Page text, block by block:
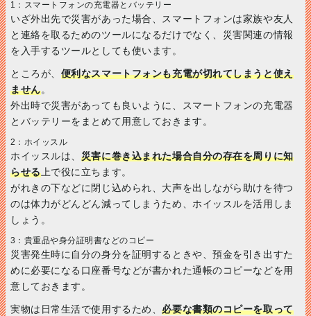
1：スマートフォンの充電器とバッテリー
いざ外出先で災害があった場合、スマートフォンは家族や友人
と連絡を取るためのツールになるだけでなく、災害関連の情報
を入手するツールとしても使います。
ところが、 便利なスマートフォンも充電が切れてしまうと使え
ません。
外出時で災害があっても良いように、スマートフォンの充電器
とバッテリーをまとめて用意しておきます。
2：ホイッスル
ホイッスルは、 災害に巻き込まれた場合自分の存在を周りに知
らせる上で役に立ちます。
がれきの下などに閉じ込められ、大声を出しながら助けを待つ
のは体力がどんどん減ってしまうため、ホイッスルを活用しま
しょう。
3：貴重品や身分証明書などのコピー
災害発生時に自分の身分を証明するときや、預金を引き出すた
めに必要になる口座番号などが書かれた通帳のコピーなどを用
意しておきます。
実物は日常生活で使用するため、必要な書類のコピーを取って